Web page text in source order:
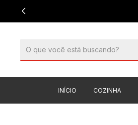
INÍCIO COZINHA